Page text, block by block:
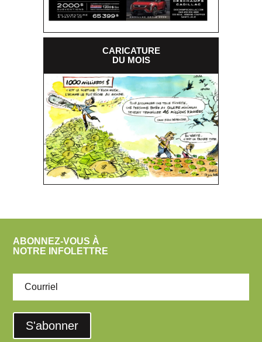
CARICATURE
DU MOIS
ABONNEZ-VOUS À
NOTRE INFOLETTRE
S'abonner